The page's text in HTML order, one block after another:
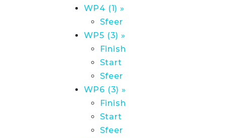
WP4 (1) »
Sfeer
WP5 (3) »
Finish
Start
Sfeer
WP6 (3) »
Finish
Start
Sfeer